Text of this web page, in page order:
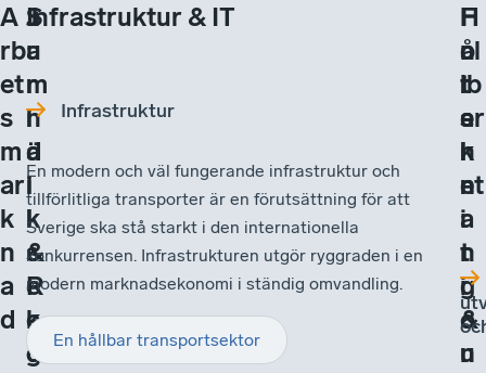
A
rb
et
s
m
ar
k
n
a
d
J
u
r
i
d
i
k
&
R
e
g
S
a
m
h
ä
l
l
s
e
k
o
Infrastruktur & IT
Infrastruktur
En modern och väl fungerande infrastruktur och
tillförlitliga transporter är en förutsättning för att
Sverige ska stå starkt i den internationella
konkurrensen. Infrastrukturen utgör ryggraden i en
modern marknadsekonomi i ständig omvandling.
En hållbar transportsektor
I
n
t
e
r
n
a
t
i
o
n
F
o
r
s
k
n
i
n
g
&
u
H
ål
lb
ar
h
et